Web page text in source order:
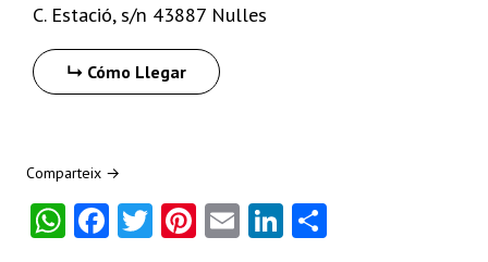
C. Estació, s/n 43887 Nulles
Cómo Llegar
Comparteix →
W Fa T Pi E Li